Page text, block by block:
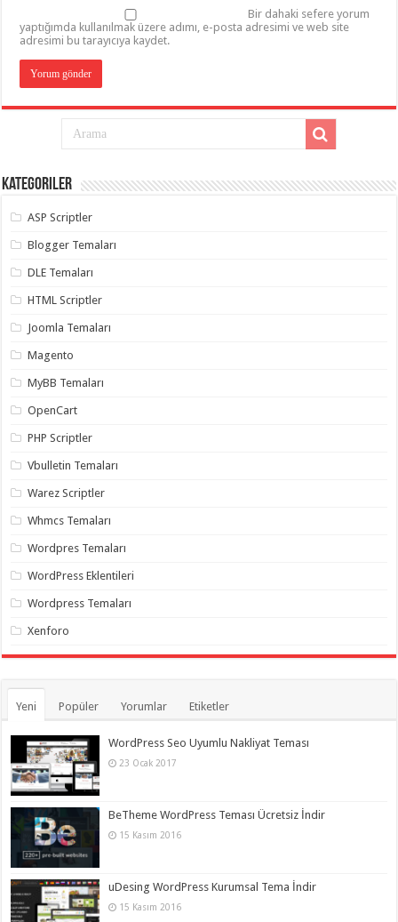
Bir dahaki sefere yorum
yaptığımda kullanılmak üzere adımı, e-posta adresimi ve web site
adresimi bu tarayıcıya kaydet.
Kategoriler
ASP Scriptler
Blogger Temaları
DLE Temaları
HTML Scriptler
Joomla Temaları
Magento
MyBB Temaları
OpenCart
PHP Scriptler
Vbulletin Temaları
Warez Scriptler
Whmcs Temaları
Wordpres Temaları
WordPress Eklentileri
Wordpress Temaları
Xenforo
Yeni Popüler Yorumlar Etiketler
WordPress Seo Uyumlu Nakliyat Teması
23 Ocak 2017
BeTheme WordPress Teması Ücretsiz İndir
15 Kasım 2016
uDesing WordPress Kurumsal Tema İndir
15 Kasım 2016